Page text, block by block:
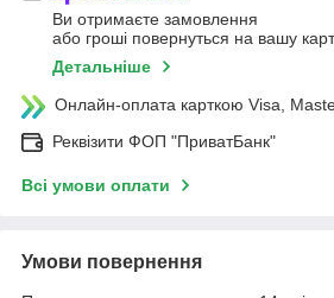
Ви отримаєте замовлення
або гроші повернуться на вашу
Детальніше
Онлайн-оплата карткою Visa,
Реквізити ФОП "ПриватБанк"
Всі умови оплати
Умови повернення